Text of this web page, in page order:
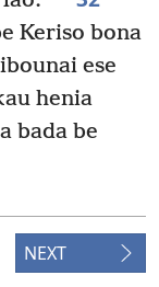
Keriso bona
ese
henia
bada be
NEXT